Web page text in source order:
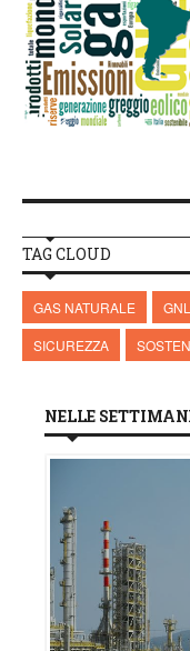
TAG CLOUD
GAS NATURALE GNL
SICUREZZA
NELLE